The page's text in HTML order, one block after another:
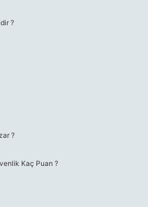
?
?
Kaç Puan ?